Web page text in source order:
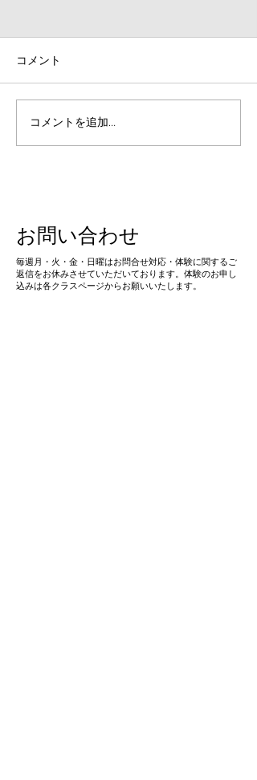
【魅力☆】夏合宿の紹介
コメント
コメントを追加…
お問い合わせ
​毎週月・火・金・日曜はお問合せ対応・体験に関するご
返信をお休みさせていただいております。体験のお申し
込みは各クラスページからお願いいたします。